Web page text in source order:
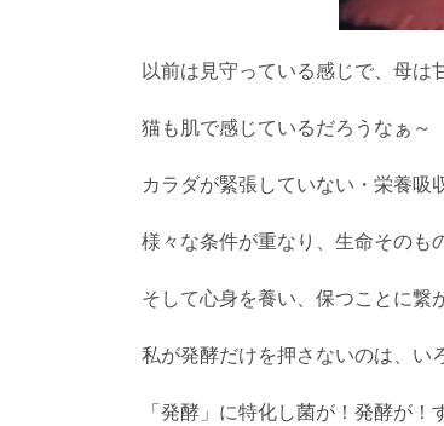
以前は見守っている感じで、母は
猫も肌で感じているだろうなぁ～
カラダが緊張していない・栄養吸
様々な条件が重なり、生命そのも
そして心身を養い、保つことに繋
私が発酵だけを押さないのは、い
「発酵」に特化し菌が！発酵が